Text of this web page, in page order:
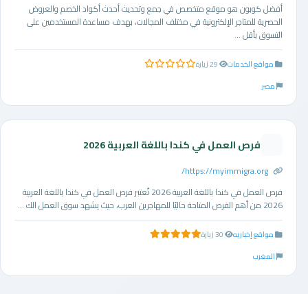
أفضل كوبون هو موقع متخصص في جمع وتحديث أحدث أكواد الخصم والعروض
الحصرية للمتاجر الإلكترونية في مختلف المجالات، بهدف مساعدة المستخدمين على
التسوق بأقل ...
مواقع الخدمات 0.0 من 5 نجوم
مصر
فرص العمل في كندا باللغة العربية 2026
https://myimmigra.org/
فرص العمل في كندا باللغة العربية 2026 تُعتبر فرص العمل في كندا باللغة العربية
2026 من أهم الفرص المتاحة حاليًا للمهاجرين العرب، حيث يشهد سوق العمل الك ...
مواقع إخباريه 5.0 من 5 نجوم
المغرب